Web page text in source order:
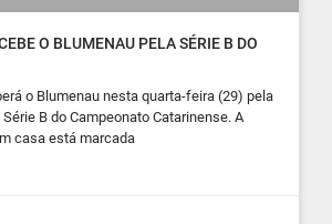
O BLUMENAU PELA SÉRIE B DO
o Blumenau nesta quarta-feira (29) pela
B do Campeonato Catarinense. A
casa está marcada